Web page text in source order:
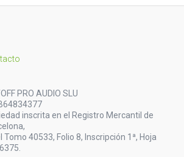
PRO AUDIO SLU
inscrita en el Registro Mercantil de
Tomo 40533, Folio 8, Inscripción 1ª, Hoja